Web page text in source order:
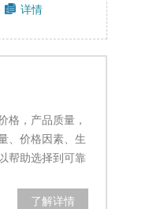
详情
格，产品质量，
、价格因素、生
帮助选择到可靠
了解详情